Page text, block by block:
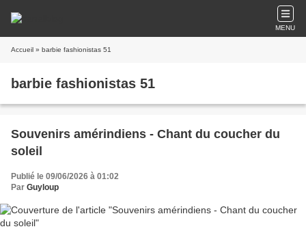
MENU
Accueil » barbie fashionistas 51
barbie fashionistas 51
Souvenirs amérindiens - Chant du coucher du
soleil
Publié le 09/06/2026 à 01:02
Par Guyloup